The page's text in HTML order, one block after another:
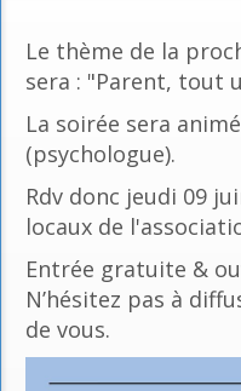
Le thème de la
sera : "Parent, tout
La soirée sera
(psychologue).
Rdv donc jeudi 09
locaux de
Entrée gratuite &
N’hésitez pas à
de vous.